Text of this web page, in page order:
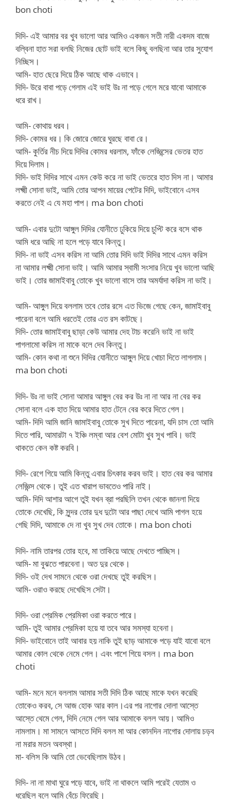
bon choti
দিদি- এই আমার বর খুব ভালো আর আমিও একজন সতী নারী একদম বাজে
বল্বিনা হাত সরা বলছি নিজের ছোট ভাই বলে কিছু বলছিনা আর তার সুযোগ
নিচ্ছিস।
আমি- হাত ছেরে দিয়ে ঠিক আছে থাক এভাবে।
দিদি- উরে বাবা পড়ে গেলাম এই ভাই উঃ না পড়ে গেলে মরে যাবো আমাকে
ধরে রাখ।
আমি- কোথায় ধরব।
দিদি- কোমর ধর। কি জোরে জোরে ঘুরছে বাবা রে।
আমি- কুর্তির নীচ দিয়ে দিদির কোমর ধরলাম, ফাঁকে লেজ্ঞিন্সের ভেতর হাত
দিয়ে দিলাম।
দিদি- ভাই দিদির সাথে এমন কেউ করে না ভাই ভেতরে হাত দিস না। আমার
লক্ষ্মী সোনা ভাই, আমি তোর আপন মায়ের পেটের দিদি, ভাইবোনে এসব
করতে নেই এ যে মহা পাপ। ma bon choti
আমি- এবার দুটো আঙ্গুল দিদির যোনীতে ঢুকিয়ে দিয়ে চুপ্টি করে বসে থাক
আমি ধরে আছি না হলে পড়ে যাবে কিন্তু।
দিদি- না ভাই এসব করিস না আমি তোর দিদি ভাই দিদির সাথে এমন করিস
না আমার লক্ষ্মী সোনা ভাই। আমি আমার স্বামী সংসার নিয়ে খুব ভালো আছি
ভাই। তোর জামাইবাবু তোকে খুব ভালো বাসে তার অমর্যাদা করিস না ভাই।
আমি- আঙ্গুল দিয়ে বললাম তবে তোর রসে এত ভিজে গেছে কেন, জামাইবাবু
পারেনা বলে আমি ধরতেই তোর এত রস কাটছে।
দিদি- তোর জামাইবাবু ছাড়া কেউ আমার দেহ টাচ করেনি ভাই না ভাই
পাগলামো করিস না মাকে বলে দেব কিন্তু।
আমি- কোন কথা না শুনে দিদির যোনীতে আঙ্গুল দিয়ে খোচা দিতে লাগলাম।
ma bon choti
দিদি- উঃ না ভাই সোনা আমার আঙ্গুল বের কর উঃ না না আর না বের কর
সোনা বলে এক হাত দিয়ে আমার হাত টেনে বের করে দিতে গেল।
আমি- দিদি আমি জানি জামাইবাবু তোকে সুখ দিতে পারেনা, যদি চাস তো আমি
দিতে পারি, আমারটা ৭ ইঞ্চি লম্বা আর বেশ মোটা খুব সুখ পাবি। ভাই
থাকতে কেন কষ্ট করবি।
দিদি- রেগে গিয়ে আমি কিন্তু এবার চিৎকার করব ভাই। হাত বের কর আমার
লেজ্ঞিন্স থেকে। তুই এত খারাপ ভাবতেও পারি নাই।
আমি- দিদি আশার আগে তুই যখন ব্রা পরছিলি তখন থেকে জানলা দিয়ে
তোকে দেখেছি, কি সুন্দর তোর দুধ দুটো আর পাছা দেখে আমি পাগল হয়ে
গেছি দিদি, আমাকে দে না খুব সুখ দেব তোকে। ma bon choti
দিদি- নামি তারপর তোর হবে, মা তাকিয়ে আছে দেখতে পাচ্ছিস।
আমি- মা বুঝতে পারবেনা। অত দুর থেকে।
দিদি- ওই দেখ সামনে থেকে ওরা দেখছে তুই করছিস।
আমি- ওরাও করছে দেখেছিস সেটা।
দিদি- ওরা প্রেমিক প্রেমিকা ওরা করতে পারে।
আমি- তুই আমার প্রেমিকা হয়ে যা তবে আর সমস্যা হবেনা।
দিদি- ভাইবোনে তাই আবার হয় নাকি তুই ছাড় আমাকে পড়ে যাই যাবো বলে
আমার কোল থেকে নেমে গেল। এবং পাশে গিয়ে বসল। ma bon
choti
আমি- মনে মনে বললাম আমার সতী দিদি ঠিক আছে মাকে যখন করেছি
তোকেও করব, সে আজ হোক আর কাল।এর পর নাগোর দোলা আস্তে
আস্তে থেমে গেল, দিদি নেমে গেল আর আমাকে বলল আয়। আমিও
নামলাম। মা সামনে আসতে দিদি বলল মা আর কোনদিন নাগোর দোলায় চড়ব
না মরার মতন অবস্থা।
মা- বলিস কি আমি তো ভেবেছিলাম উঠব।
দিদি- না না মাথা ঘুরে পড়ে যাবে, ভাই না থাকলে আমি পরেই যেতাম ও
ধরেছিল বলে আমি বেঁচে ফিরেছি।